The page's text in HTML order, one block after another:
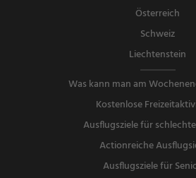
Österreich
Schweiz
Liechtenstein
Was kann man am
Kostenlose
Ausflugsziele für
Actionreiche
Ausflugsziele für